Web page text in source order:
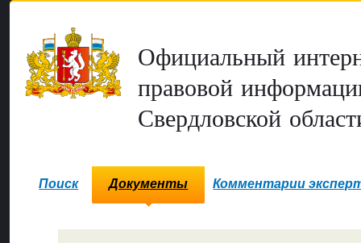
Официальный
правовой
Свердловской
Поиск Документы Комментарии